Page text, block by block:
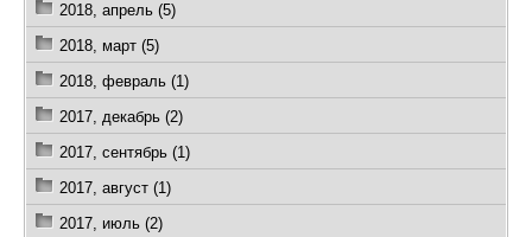
2018, апрель (5)
2018, март (5)
2018, февраль (1)
2017, декабрь (2)
2017, сентябрь (1)
2017, август (1)
2017, июль (2)